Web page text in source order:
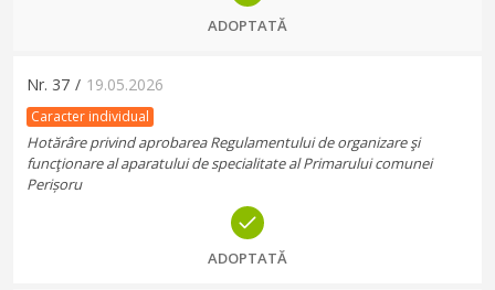
ADOPTATĂ
Nr. 37 / 19.05.2026
Caracter individual
Hotărâre privind aprobarea Regulamentului de organizare şi
funcţionare al aparatului de specialitate al Primarului comunei
Perișoru
ADOPTATĂ